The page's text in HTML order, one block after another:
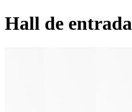
Hall de entrada